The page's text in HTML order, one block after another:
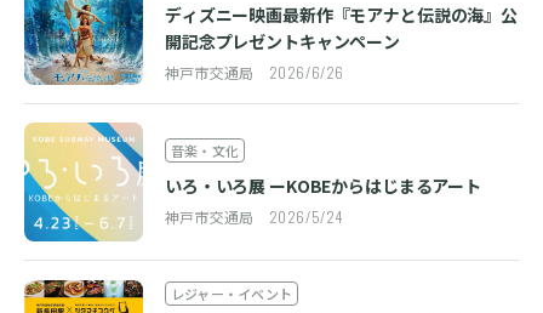
ディズニー映画最新作『モアナと伝説の海』公
開記念プレゼントキャンペーン
神戸市交通局 2026/6/26
音楽・文化
いろ・いろ展 ーKOBEからはじまるアート
神戸市交通局 2026/5/24
レジャー・イベント